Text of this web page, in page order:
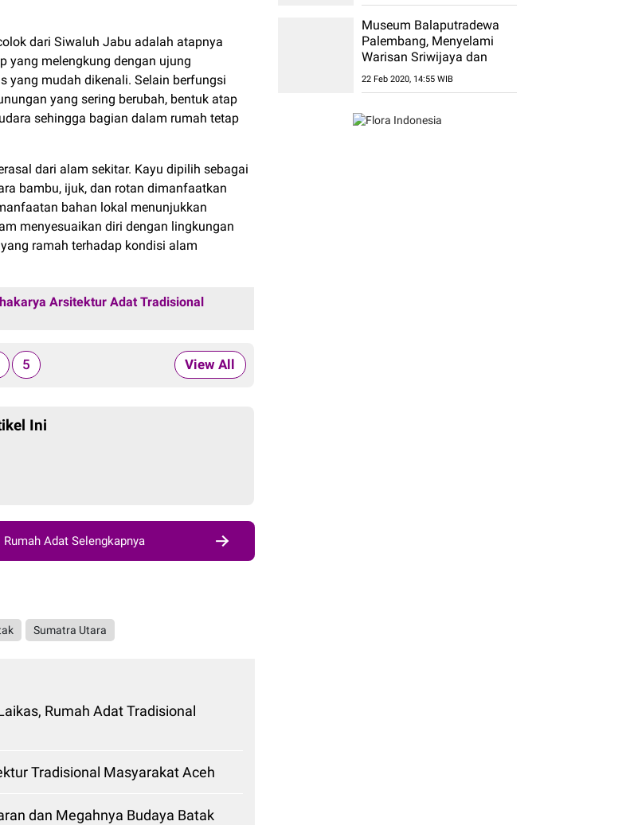
dari Siwaluh Jabu adalah atapnya
yang melengkung dengan ujung
yang mudah dikenali. Selain berfungsi
yang sering berubah, bentuk atap
sehingga bagian dalam rumah tetap
dari alam sekitar. Kayu dipilih sebagai
bambu, ijuk, dan rotan dimanfaatkan
bahan lokal menunjukkan
menyesuaikan diri dengan lingkungan
ramah terhadap kondisi alam
Arsitektur Adat Tradisional
5 View All
Ini
Rumah Adat Selengkapnya
Sumatra Utara
Rumah Adat Tradisional
Tradisional Masyarakat Aceh
dan Megahnya Budaya Batak
Museum Balaputradewa
Palembang, Menyelami
Warisan Sriwijaya dan
Budaya Sumatera Selatan
22 Feb 2020, 14:55 WIB